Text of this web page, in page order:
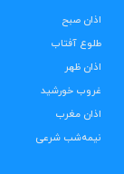
اذان صبح
طلوع آفتاب
اذان ظهر
غروب خورشید
اذان مغرب
نیمه‌شب شرعی